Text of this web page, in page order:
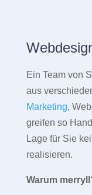
Ein Team von
aus
Marketing,
greifen so
Lage für Sie
realisieren.
Warum